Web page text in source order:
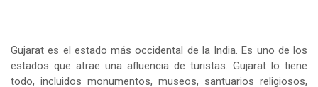
Gujarat es el estado más occidental de la India. Es uno de los
estados que atrae una afluencia de turistas. Gujarat lo tiene
todo, incluidos monumentos, museos, santuarios religiosos,